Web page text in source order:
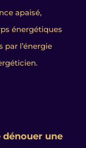
apaisé,
énergétiques
par l’énergie
dénouer une